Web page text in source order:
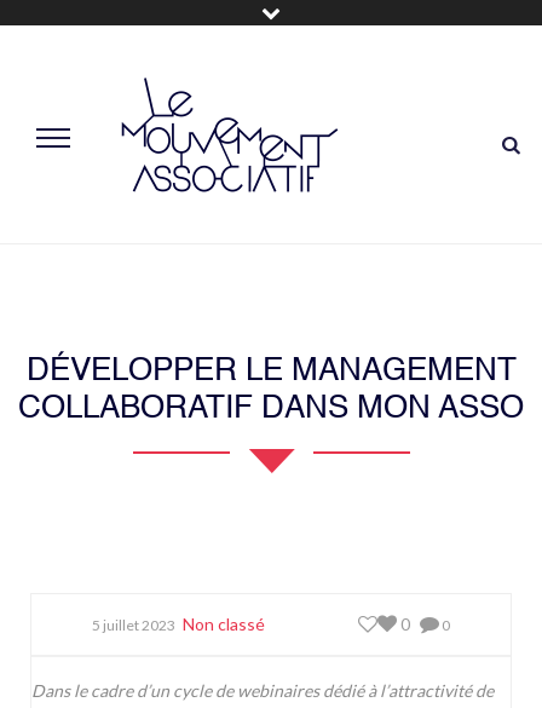
DÉVELOPPER LE MANAGEMENT
COLLABORATIF DANS MON ASSO
5 juillet 2023 Non classé 0
0
Dans le cadre d’un cycle de webinaires dédié à l’attractivité de